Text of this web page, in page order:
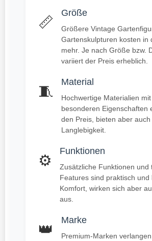
📏
Größe
Größere Vintage
Gartenskulpturen kosten in
mehr. Je nach Größe bzw.
variiert der Preis erheblich.
🧵
Material
Hochwertige Materialien mit
besonderen Eigenschaften
den Preis, bieten aber
Langlebigkeit.
⚙️
Funktionen
Zusätzliche Funktionen und
Features sind praktisch und
Komfort, wirken sich aber
aus.
👑
Marke
Premium-Marken